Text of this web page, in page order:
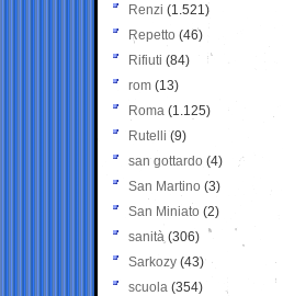
Renzi (1.521)
Repetto (46)
Rifiuti (84)
rom (13)
Roma (1.125)
Rutelli (9)
san gottardo (4)
San Martino (3)
San Miniato (2)
sanità (306)
Sarkozy (43)
scuola (354)